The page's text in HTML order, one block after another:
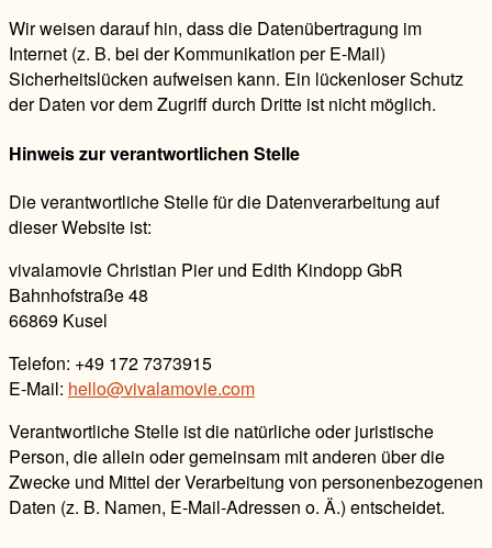
Wir weisen darauf hin, dass die Datenübertragung im
Internet (z. B. bei der Kommunikation per E-Mail)
Sicherheitslücken aufweisen kann. Ein lückenloser Schutz
der Daten vor dem Zugriff durch Dritte ist nicht möglich.
Hinweis zur verantwortlichen Stelle
Die verantwortliche Stelle für die Datenverarbeitung auf
dieser Website ist:
vivalamovie Christian Pier und Edith Kindopp GbR
Bahnhofstraße 48
66869 Kusel
Telefon: ‭+49 172 7373915‬
E-Mail: hello@vivalamovie.com
Verantwortliche Stelle ist die natürliche oder juristische
Person, die allein oder gemeinsam mit anderen über die
Zwecke und Mittel der Verarbeitung von personenbezogenen
Daten (z. B. Namen, E-Mail-Adressen o. Ä.) entscheidet.